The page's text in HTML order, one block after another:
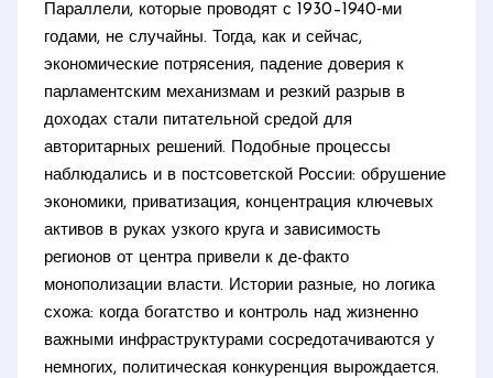
Параллели, которые проводят с 1930–1940‑ми
годами, не случайны. Тогда, как и сейчас,
экономические потрясения, падение доверия к
парламентским механизмам и резкий разрыв в
доходах стали питательной средой для
авторитарных решений. Подобные процессы
наблюдались и в постсоветской России: обрушение
экономики, приватизация, концентрация ключевых
активов в руках узкого круга и зависимость
регионов от центра привели к де-факто
монополизации власти. Истории разные, но логика
схожа: когда богатство и контроль над жизненно
важными инфраструктурами сосредотачиваются у
немногих, политическая конкуренция вырождается.